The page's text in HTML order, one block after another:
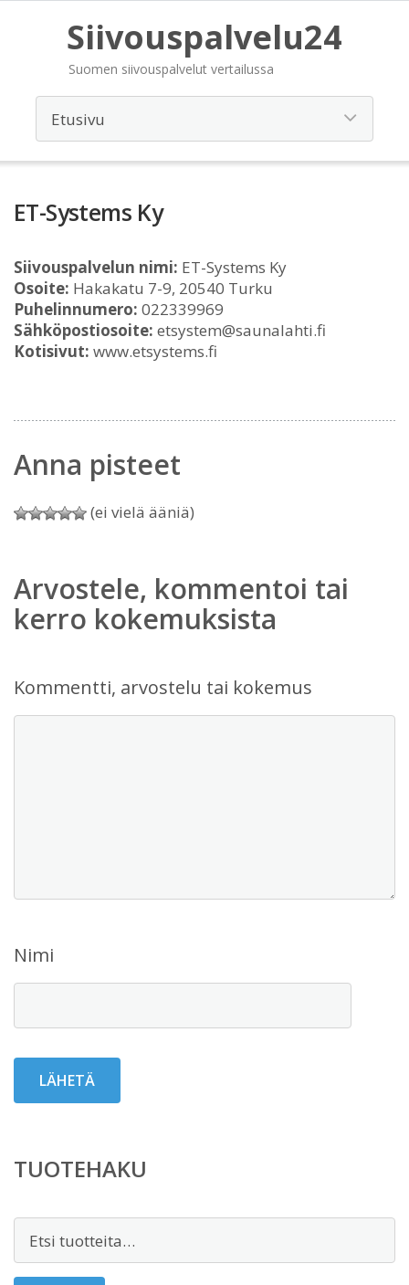
Siivouspalvelu24
Suomen siivouspalvelut vertailussa
ET-Systems Ky
Siivouspalvelun nimi: ET-Systems Ky
Osoite: Hakakatu 7-9, 20540 Turku
Puhelinnumero: 022339969
Sähköpostiosoite: etsystem@saunalahti.fi
Kotisivut: www.etsystems.fi
Anna pisteet
(ei vielä ääniä)
Arvostele, kommentoi tai
kerro kokemuksista
Kommentti, arvostelu tai kokemus
Nimi
TUOTEHAKU